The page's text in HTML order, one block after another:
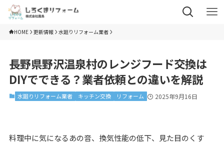
HOME 更新情報 水廻りリフォーム業者
長野県野沢温泉村のレンジフード交換は
DIYでできる？業者依頼との違いを解説
水廻りリフォーム業者 キッチン交換 リフォーム 2025年9月16日
料理中に気になるあの音、換気性能の低下、見た目のくす